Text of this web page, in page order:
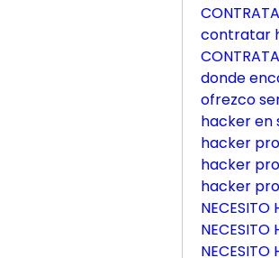
contratar
donde
ofrezco
hacker en
hacker
hacker
hacker
NECESITO
NECESITO
NECESITO